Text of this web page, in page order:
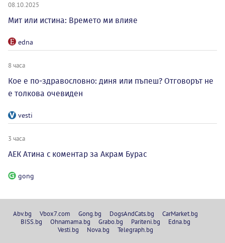
08.10.2025
Мит или истина: Времето ми влияе
edna
8 часа
Кое е по-здравословно: диня или пъпеш? Отговорът не
е толкова очевиден
vesti
3 часа
АЕК Атина с коментар за Акрам Бурас
gong
Abv.bg Vbox7.com Gong.bg DogsAndCats.bg
CarMarket.bg
BISS.bg
Ohnamama.bg Grabo.bg Pariteni.bg
Edna.bg
Vesti.bg
Nova.bg Telegraph.bg